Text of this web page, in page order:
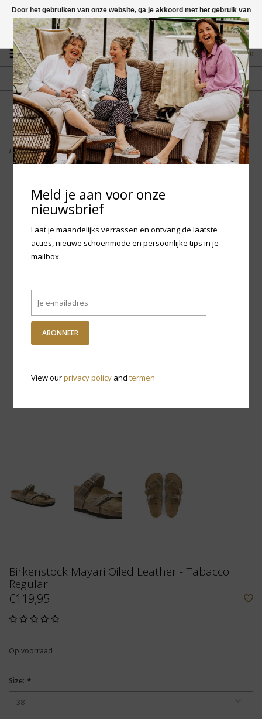
Vragen? App naar +31 58 250 1503
0
GRATIS VERZENDING NL
Vanaf € 75,-
FYSIEKE WINKEL
in Mantgum (frl)
fdad
Home>Birkenstock Mayari Oiled Leather - Tabacco Regular
Birkenstock Mayari Oiled Leather - Tabacco
Regular
€119,95
Op voorraad
Size: *
Door het gebruiken van onze website, ga je akkoord met het gebruik van
cookies om onze website te verbeteren.
Dit bericht verbergen
Meer over cookies »
Meld je aan voor onze
nieuwsbrief
Laat je maandelijks verrassen en ontvang de laatste
acties, nieuwe schoenmode en persoonlijke tips in je
mailbox.
ABONNEER
View ourprivacy policyand termen